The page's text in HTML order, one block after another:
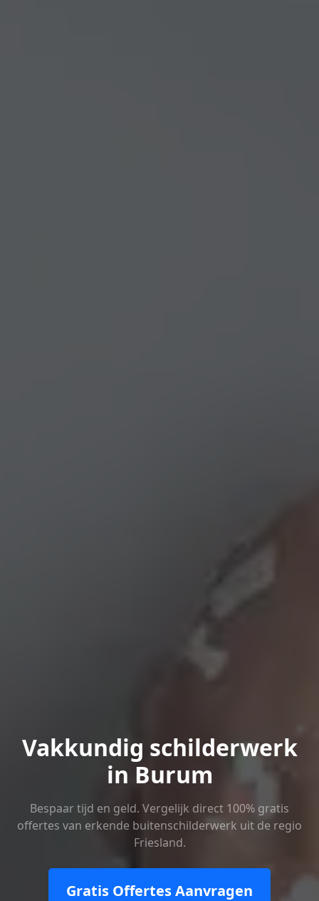
Vakkundig schilderwerk
in Burum
Bespaar tijd en geld. Vergelijk direct 100% gratis
offertes van erkende buitenschilderwerk uit de regio
Friesland.
Gratis Offertes Aanvragen